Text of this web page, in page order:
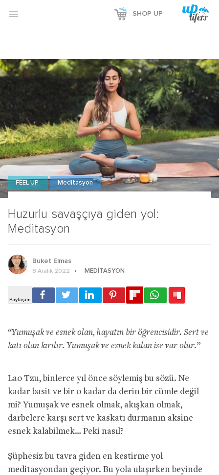
 SHOP UP
Huzurlu savaşçıya giden yol:
Meditasyon
FEEL UP Meditasyon
Buket Elmas
8 Aralık 2022 MEDITASYON
“Yumuşak ve esnek olan, hayatın bir öğrencisidir. Sert ve
katı olan kırılır. Yumuşak ve esnek kalan ise var olur.”
Lao Tzu, binlerce yıl önce söylemiş bu sözü. Ne
kadar basit ve bir o kadar da derin bir cümle değil
mi? Yumuşak ve esnek olmak, akışkan olmak,
darbelere karşı sert ve kaskatı durmanın aksine
esnek kalabilmek… Peki nasıl?
Şüphesiz bu tavra giden en kestirme yol
meditasyondan geçiyor. Bu yola ulaşırken beyinde